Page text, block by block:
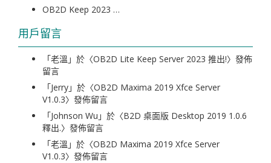
OB2D Keep 2023 …
用戶留言
「老溫 」於〈OB2D Lite Keep Server 2023 推出!〉發佈
留言
「Jerry」於〈OB2D Maxima 2019 Xfce Server
V1.0.3〉發佈留言
「Johnson Wu 」於〈B2D 桌面版 Desktop 2019 1.0.6
釋出.〉發佈留言
「老溫 」於〈OB2D Maxima 2019 Xfce Server
V1.0.3〉發佈留言